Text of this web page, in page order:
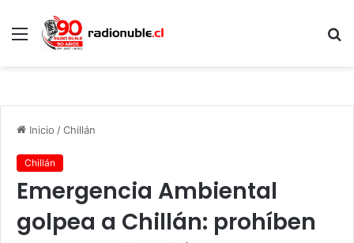
Menú
Inicio /Chillán
Chillán
Emergencia Ambiental
golpea a Chillán: prohíben